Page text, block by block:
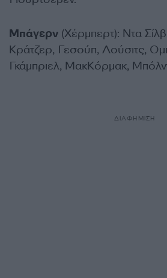
Μπάγερν (Χέρμπερτ): Ντα
Κράτζερ, Γεσούπ, Λούσιτς,
Γκάμπριελ, ΜακΚόρμακ,
ΔΙΑΦΗΜΙΣΗ